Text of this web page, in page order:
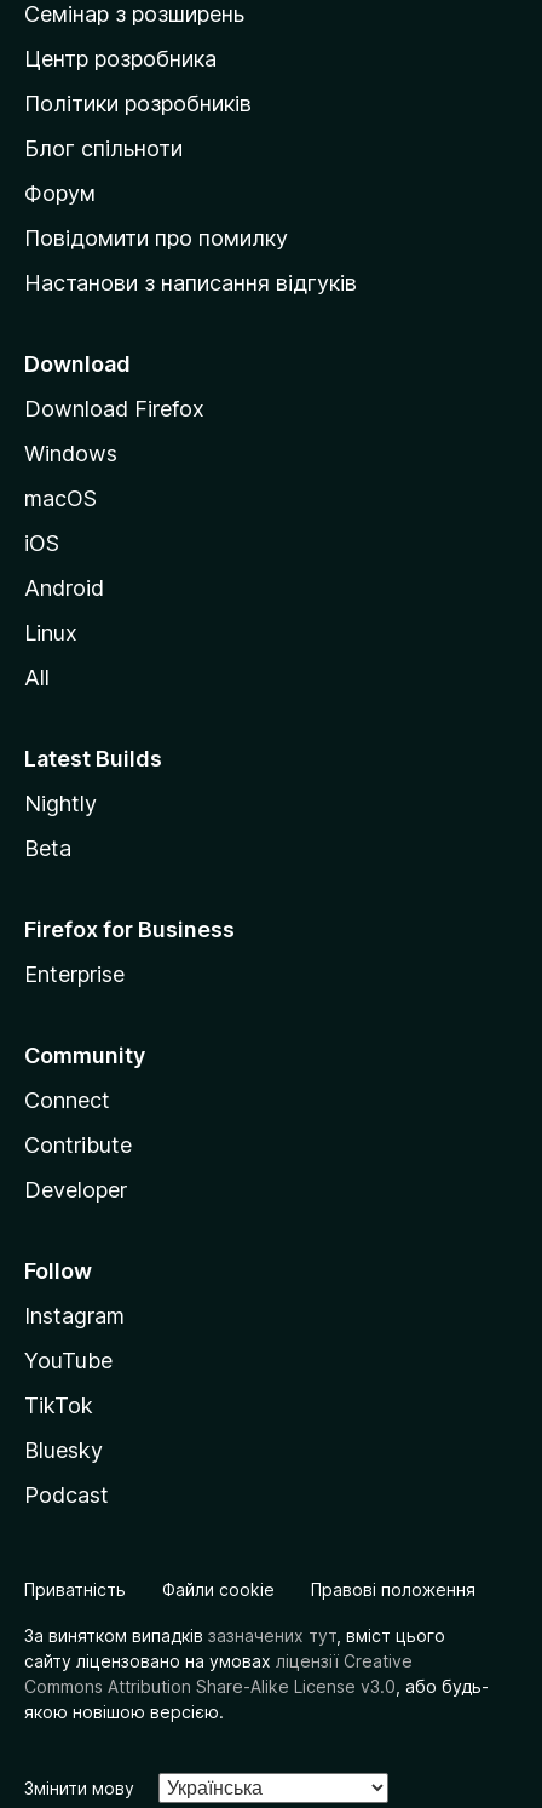
а
д
о
і
в
к
M
z
l
l
Семінар з розширень
Центр розробника
Політики розробників
Блог спільноти
Форум
Повідомити про помилку
Настанови з написання відгуків
Download
Download Firefox
Windows
macOS
iOS
Android
Linux
All
Latest Builds
Nightly
Beta
Firefox for Business
Enterprise
Community
Connect
Contribute
Developer
Follow
Instagram
YouTube
TikTok
Bluesky
Podcast
Приватність Файли cookie Правові положення
За винятком випадків зазначених тут , вміст цього
сайту ліцензовано на умовах ліцензії Creative
Commons Attribution Share-Alike License v3.0 , або будь-
якою новішою версією.
Змінити мову